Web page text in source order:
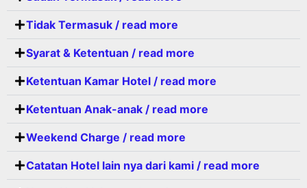
Tidak Termasuk / read more
Syarat & Ketentuan / read more
Ketentuan Kamar Hotel / read more
Ketentuan Anak-anak / read more
Weekend Charge / read more
Catatan Hotel lain nya dari kami / read more